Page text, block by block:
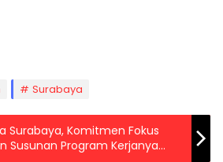
Surabaya
Surabaya, Komitmen Fokus
Susunan Program Kerjanya